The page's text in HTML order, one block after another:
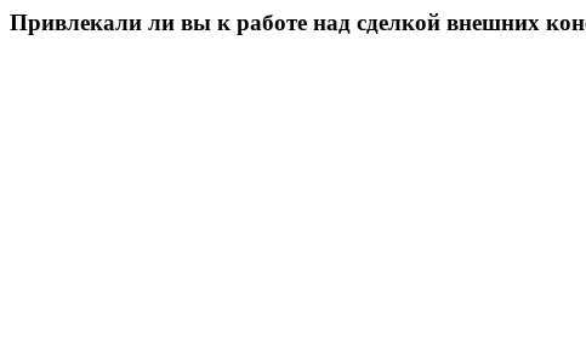
Привлекали ли вы к работе над сделкой внешних